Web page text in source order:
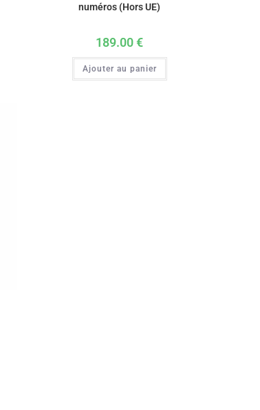
numéros (Hors UE)
189.00€
Ajouter au panier